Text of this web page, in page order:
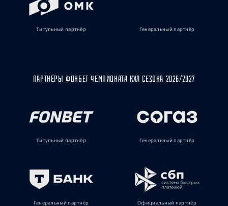
Титульный партнёр Генеральный партнёр
ПАРТНЁРЫ ФОНБЕТ ЧЕМПИОНАТА КХЛ СЕЗОНА 2026/2027
Титульный партнёр Генеральный партнёр
Генеральный партнёр Официальный партнёр